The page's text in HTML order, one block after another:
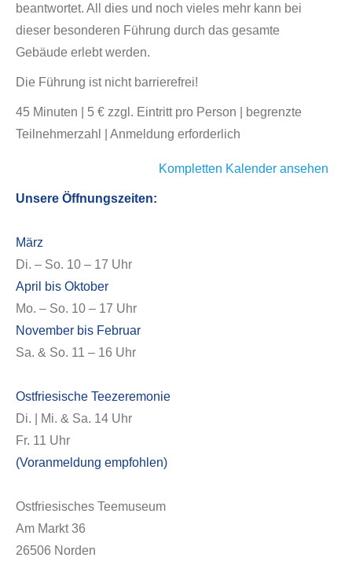
beantwortet. All dies und noch vieles mehr kann bei
dieser besonderen Führung durch das gesamte
Gebäude erlebt werden.
Die Führung ist nicht barrierefrei!
45 Minuten | 5 € zzgl. Eintritt pro Person | begrenzte
Teilnehmerzahl | Anmeldung erforderlich
Kompletten Kalender ansehen
Unsere Öffnungszeiten:
März
Di. – So. 10 – 17 Uhr
April bis Oktober
Mo. – So. 10 – 17 Uhr
November bis Februar
Sa. & So. 11 – 16 Uhr
Ostfriesische Teezeremonie
Di. | Mi. & Sa. 14 Uhr
Fr. 11 Uhr
(Voranmeldung empfohlen)
Ostfriesisches Teemuseum
Am Markt 36
26506 Norden